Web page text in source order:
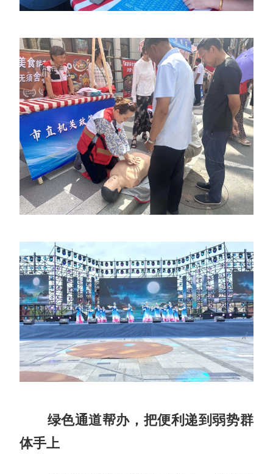
绿色通道帮办，把便利递到弱势群
体手上